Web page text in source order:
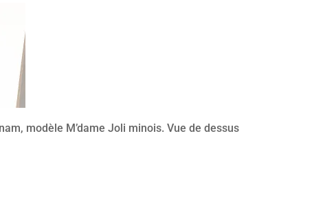
modèle M’dame Joli minois. Vue de dessus